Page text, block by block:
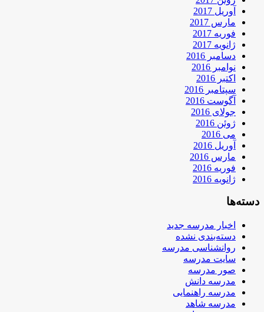
آوریل 2017
مارس 2017
فوریه 2017
ژانویه 2017
دسامبر 2016
نوامبر 2016
اکتبر 2016
سپتامبر 2016
آگوست 2016
جولای 2016
ژوئن 2016
می 2016
آوریل 2016
مارس 2016
فوریه 2016
ژانویه 2016
دسته‌ها
اخبار مدرسه جدید
دسته‌بندی نشده
روانشناسی مدرسه
سایت مدرسه
صور مدرسه
مدرسه دانش
مدرسه راهنمایی
مدرسه شاهد